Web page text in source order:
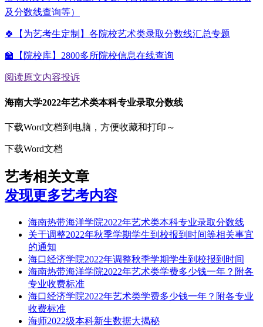
及分数线查询等）
🍀【为艺考生定制】各院校艺术类录取分数线汇总专题
🏫【院校库】2800多所院校信息在线查询
阅读原文内容投诉
海南大学2022年艺术类本科专业录取分数线
下载Word文档到电脑，方便收藏和打印～
下载Word文档
艺考相关文章
发现更多艺考内容
海南热带海洋学院2022年艺术类本科专业录取分数线
关于调整2022年秋季学期学生到校报到时间等相关事宜
的通知
海口经济学院2022年调整秋季学期学生到校报到时间
海南热带海洋学院2022年艺术类学费多少钱一年？附各
专业收费标准
海口经济学院2022年艺术类学费多少钱一年？附各专业
收费标准
海师2022级本科新生数据大揭秘